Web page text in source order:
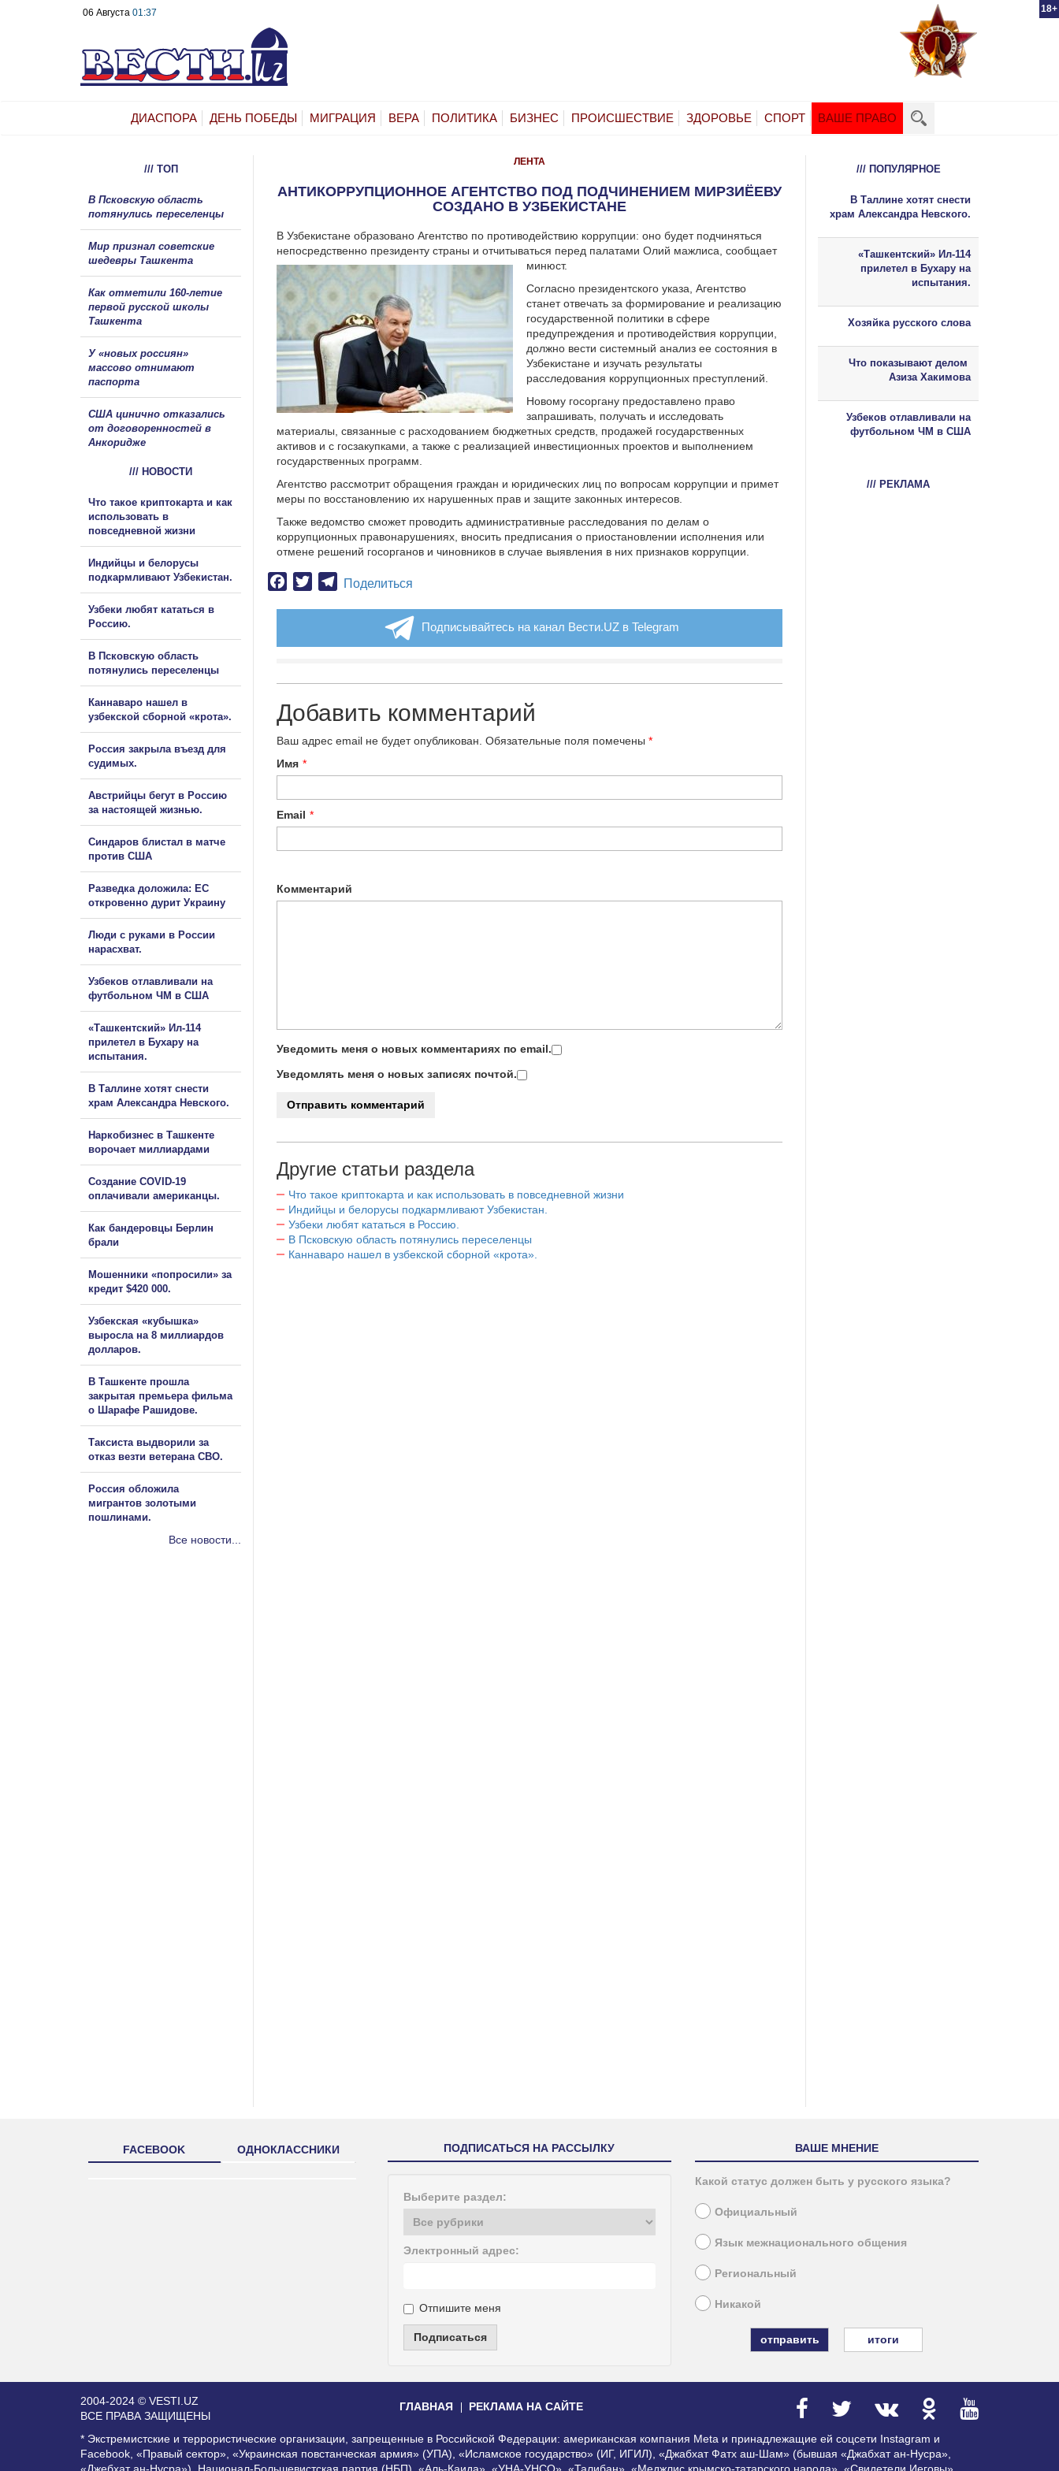
18+
06 Августа 01:37
ДИАСПОРА ДЕНЬ ПОБЕДЫ МИГРАЦИЯ ВЕРА ПОЛИТИКА БИЗНЕС ПРОИСШЕСТВИЕ ЗДОРОВЬЕ СПОРТ ВАШЕ ПРАВО
ЛЕНТА
АНТИКОРРУПЦИОННОЕ АГЕНТСТВО ПОД ПОДЧИНЕНИЕМ МИРЗИЁЕВУ
СОЗДАНО В УЗБЕКИСТАНЕ
В Узбекистане образовано Агентство по противодействию коррупции: оно будет подчиняться
непосредственно президенту страны и отчитываться перед палатами Олий мажлиса, сообщает
минюст.
Согласно президентского указа, Агентство
станет отвечать за формирование и реализацию
государственной политики в сфере
предупреждения и противодействия коррупции,
должно вести системный анализ ее состояния в
Узбекистане и изучать результаты
расследования коррупционных преступлений.
Новому госоргану предоставлено право
запрашивать, получать и исследовать
материалы, связанные с расходованием бюджетных средств, продажей государственных
активов и с госзакупками, а также с реализацией инвестиционных проектов и выполнением
государственных программ.
Агентство рассмотрит обращения граждан и юридических лиц по вопросам коррупции и примет
меры по восстановлению их нарушенных прав и защите законных интересов.
Также ведомство сможет проводить административные расследования по делам о
коррупционных правонарушениях, вносить предписания о приостановлении исполнения или
отмене решений госорганов и чиновников в случае выявления в них признаков коррупции.
Facebook
TwitterTelegram
Поделиться
Подписывайтесь на канал Вести.UZ в Telegram
Добавить комментарий
Ваш адрес email не будет опубликован. Обязательные поля помечены *
Имя *
Email *
Комментарий
Уведомить меня о новых комментариях по email.
Уведомлять меня о новых записях почтой.
Другие статьи раздела
Что такое криптокарта и как использовать в повседневной жизни
Индийцы и белорусы подкармливают Узбекистан.
Узбеки любят кататься в Россию.
В Псковскую область потянулись переселенцы
Каннаваро нашел в узбекской сборной «крота».
/// ТОП
В Псковскую область
потянулись переселенцы
Мир признал советские
шедевры Ташкента
Как отметили 160-летие
первой русской школы
Ташкента
У «новых россиян»
массово отнимают
паспорта
США цинично отказались
от договоренностей в
Анкоридже
/// НОВОСТИ
Что такое криптокарта и как
использовать в
повседневной жизни
Индийцы и белорусы
подкармливают Узбекистан.
Узбеки любят кататься в
Россию.
В Псковскую область
потянулись переселенцы
Каннаваро нашел в
узбекской сборной «крота».
Россия закрыла въезд для
судимых.
Австрийцы бегут в Россию
за настоящей жизнью.
Синдаров блистал в матче
против США
Разведка доложила: ЕС
откровенно дурит Украину
Люди с руками в России
нарасхват.
Узбеков отлавливали на
футбольном ЧМ в США
«Ташкентский» Ил-114
прилетел в Бухару на
испытания.
В Таллине хотят снести
храм Александра Невского.
Наркобизнес в Ташкенте
ворочает миллиардами
Создание COVID-19
оплачивали американцы.
Как бандеровцы Берлин
брали
Мошенники «попросили» за
кредит $420 000.
Узбекская «кубышка»
выросла на 8 миллиардов
долларов.
В Ташкенте прошла
закрытая премьера фильма
о Шарафе Рашидове.
Таксиста выдворили за
отказ везти ветерана СВО.
Россия обложила
мигрантов золотыми
пошлинами.
Все новости...
/// ПОПУЛЯРНОЕ
В Таллине хотят снести
храм Александра Невского.
«Ташкентский» Ил-114
прилетел в Бухару на
испытания.
Хозяйка русского слова
Что показывают делом
Азиза Хакимова
Узбеков отлавливали на
футбольном ЧМ в США
/// РЕКЛАМА
FACEBOOK ОДНОКЛАССНИКИ ПОДПИСАТЬСЯ НА РАССЫЛКУ
Выберите раздел:
Электронный адрес:
Отпишите меня
Подписаться
ВАШЕ МНЕНИЕ
Какой статус должен быть у русского языка?
Официальный
Язык межнационального общения
Региональный
Никакой
итоги
2004-2024 © VESTI.UZ
ВСЕ ПРАВА ЗАЩИЩЕНЫ
ГЛАВНАЯ РЕКЛАМА НА САЙТЕ
* Экстремистские и террористические организации, запрещенные в Российской Федерации: американская компания Meta и принадлежащие ей соцсети Instagram и
Facebook, «Правый сектор», «Украинская повстанческая армия» (УПА), «Исламское государство» (ИГ, ИГИЛ), «Джабхат Фатх аш-Шам» (бывшая «Джабхат ан-Нусра»,
«Джебхат ан-Нусра»), Национал-Большевистская партия (НБП), «Аль-Каида», «УНА-УНСО», «Талибан», «Меджлис крымско-татарского народа», «Свидетели Иеговы»,